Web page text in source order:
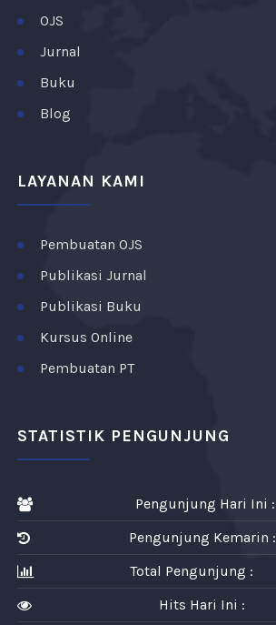
OJS
Jurnal
Buku
Blog
LAYANAN KAMI
Pembuatan OJS
Publikasi Jurnal
Publikasi Buku
Kursus Online
Pembuatan PT
STATISTIK PENGUNJUNG
Pengunjung Hari Ini :
Pengunjung Kemarin :
Total Pengunjung :
Hits Hari Ini :